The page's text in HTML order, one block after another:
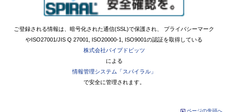
ご登録される情報は、暗号化された通信(SSL)で保護され、 プライバシーマーク
やISO27001/JIS Q 27001, ISO20000-1, ISO9001の認証を取得している
株式会社パイプドビッツ
による
情報管理システム「スパイラル」
で安全に管理されます。
ページの先頭へ